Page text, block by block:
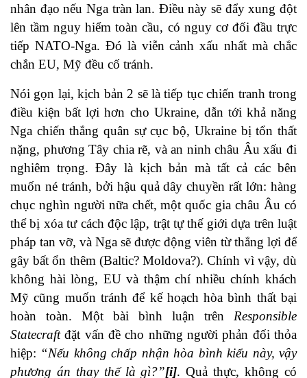
nhân đạo nếu Nga tràn lan. Điều này sẽ đẩy xung đột
lên tầm nguy hiểm toàn cầu, có nguy cơ đối đầu trực
tiếp NATO-Nga. Đó là viễn cảnh xấu nhất mà chắc
chắn EU, Mỹ đều cố tránh.
Nói gọn lại, kịch bản 2 sẽ là tiếp tục chiến tranh trong
điều kiện bất lợi hơn cho Ukraine, dẫn tới khả năng
Nga chiến thắng quân sự cục bộ, Ukraine bị tổn thất
nặng, phương Tây chia rẽ, và an ninh châu Âu xấu đi
nghiêm trọng. Đây là kịch bản mà tất cả các bên
muốn né tránh, bởi hậu quả dây chuyền rất lớn: hàng
chục nghìn người nữa chết, một quốc gia châu Âu có
thể bị xóa tư cách độc lập, trật tự thế giới dựa trên luật
pháp tan vỡ, và Nga sẽ được động viên từ thắng lợi để
gây bất ổn thêm (Baltic? Moldova?). Chính vì vậy, dù
không hài lòng, EU và thậm chí nhiều chính khách
Mỹ cũng muốn tránh để kế hoạch hòa bình thất bại
hoàn toàn. Một bài bình luận trên Responsible
Statecraftđặt vấn đề cho những người phản đối thỏa
hiệp: “Nếu không chấp nhận hòa bình kiểu này, vậy
phương án thay thế là gì?”[i]. Quả thực, không có